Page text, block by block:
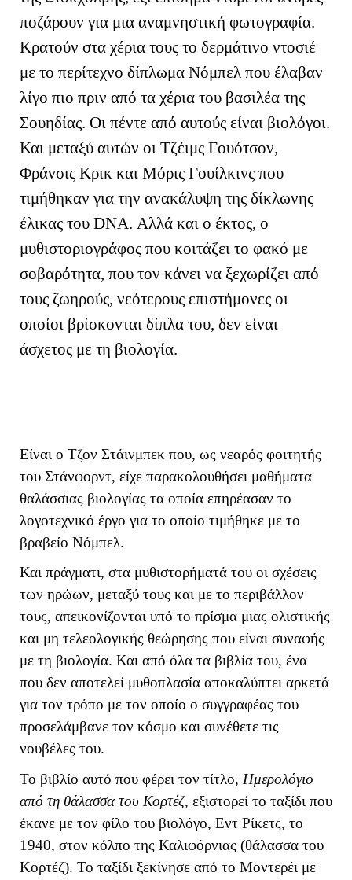
ποζάρουν για μια αναμνηστική φωτογραφία.
Κρατούν στα χέρια τους το δερμάτινο ντοσιέ
με το περίτεχνο δίπλωμα Νόμπελ που έλαβαν
λίγο πιο πριν από τα χέρια του βασιλέα της
Σουηδίας. Οι πέντε από αυτούς είναι βιολόγοι.
Και μεταξύ αυτών οι Τζέιμς Γουότσον,
Φράνσις Κρικ και Μόρις Γουίλκινς που
τιμήθηκαν για την ανακάλυψη της δίκλωνης
έλικας του DNA. Αλλά και ο έκτος, ο
μυθιστοριογράφος που κοιτάζει το φακό με
σοβαρότητα, που τον κάνει να ξεχωρίζει από
τους ζωηρούς, νεότερους επιστήμονες οι
οποίοι βρίσκονται δίπλα του, δεν είναι
άσχετος με τη βιολογία.
Είναι ο Τζον Στάινμπεκ που, ως νεαρός φοιτητής
του Στάνφορντ, είχε παρακολουθήσει μαθήματα
θαλάσσιας βιολογίας τα οποία επηρέασαν το
λογοτεχνικό έργο για το οποίο τιμήθηκε με το
βραβείο Νόμπελ.
Και πράγματι, στα μυθιστορήματά του οι σχέσεις
των ηρώων, μεταξύ τους και με το περιβάλλον
τους, απεικονίζονται υπό το πρίσμα μιας ολιστικής
και μη τελεολογικής θεώρησης που είναι συναφής
με τη βιολογία. Και από όλα τα βιβλία του, ένα
που δεν αποτελεί μυθοπλασία αποκαλύπτει αρκετά
για τον τρόπο με τον οποίο ο συγγραφέας του
προσελάμβανε τον κόσμο και συνέθετε τις
νουβέλες του.
Το βιβλίο αυτό που φέρει τον τίτλο, Ημερολόγιο
από τη θάλασσα του Κορτέζ, εξιστορεί το ταξίδι που
έκανε με τον φίλο του βιολόγο, Εντ Ρίκετς, το
1940, στον κόλπο της Καλιφόρνιας (θάλασσα του
Κορτέζ). Το ταξίδι ξεκίνησε από το Μοντερέι με